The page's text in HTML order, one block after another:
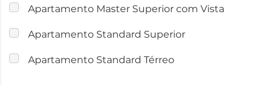
Apartamento Master Superior com Vista
Apartamento Standard Superior
Apartamento Standard Térreo